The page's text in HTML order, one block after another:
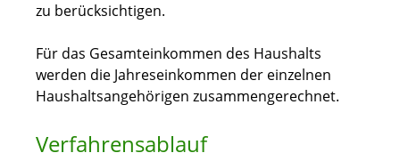
zu berücksichtigen.
Für das Gesamteinkommen des Haushalts
werden die Jahreseinkommen der einzelnen
Haushaltsangehörigen zusammengerechnet.
Verfahrensablauf